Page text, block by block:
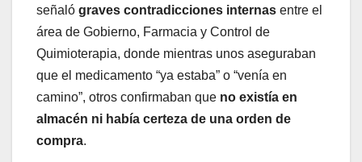
señaló graves contradicciones internas entre el
área de Gobierno, Farmacia y Control de
Quimioterapia, donde mientras unos aseguraban
que el medicamento “ya estaba” o “venía en
camino”, otros confirmaban que no existía en
almacén ni había certeza de una orden de
compra.